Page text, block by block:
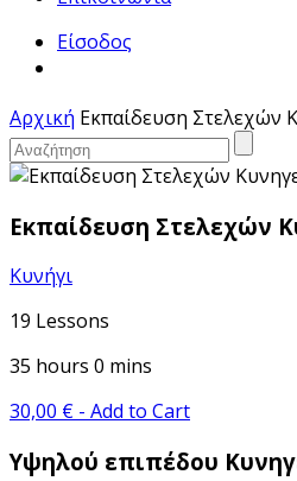
Είσοδος
Αρχική Εκπαίδευση Στελεχών
Εκπαίδευση Στελεχών
Κυνήγι
19 Lessons
35 hours 0 mins
30,00 € - Add to Cart
Υψηλού επιπέδου